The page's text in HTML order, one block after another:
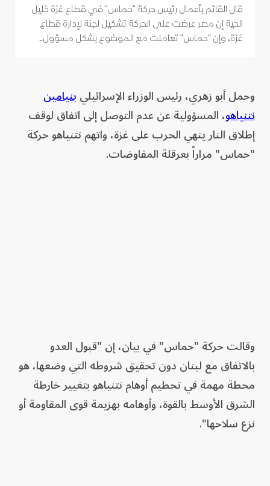
قال القائم بأعمال رئيس حركة "حماس" في قطاع غزة خليل
الحية إن مصر عرضت على الحركة تشكيل لجنة لإدارة قطاع
غزة، وإن "حماس" تعاملت مع الموضوع بشكل مسؤول..
وحمل أبو زهري، رئيس الوزراء الإسرائيليبنيامين
نتنياهو، المسؤولية عن عدم التوصل إلى اتفاق لوقف
إطلاق النار ينهي الحرب على غزة، واتهم نتنياهو حركة
"حماس" مراراً بعرقلة المفاوضات.
وقالت حركة "حماس" في بيان، إن "قبول العدو
بالاتفاق مع لبنان دون تحقيق شروطه التي وضعها، هو
محطة مهمة في تحطيم أوهام نتنياهو بتغيير خارطة
الشرق الأوسط بالقوة، وأوهامه بهزيمة قوى المقاومة أو
نزع سلاحها".